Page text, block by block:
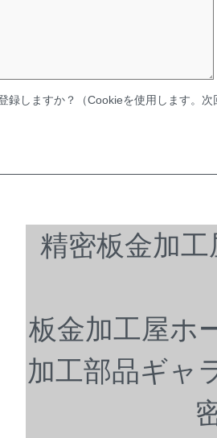
録しますか？（Cookieを使用します。
精密板金加
板金加工屋ホ
加工部品ギャ